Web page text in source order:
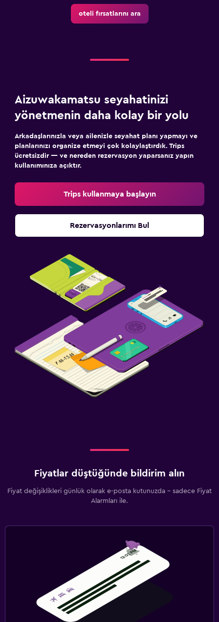
oteli fırsatlarını ara
Aizuwakamatsu seyahatinizi
yönetmenin daha kolay bir yolu
Arkadaşlarınızla veya ailenizle seyahat planı yapmayı ve
planlarınızı organize etmeyi çok kolaylaştırdık. Trips
ücretsizdir — ve nereden rezervasyon yaparsanız yapın
kullanımınıza açıktır.
Trips kullanmaya başlayın
Rezervasyonlarımı Bul
Fiyatlar düştüğünde bildirim alın
Fiyat değişiklikleri günlük olarak e-posta kutunuzda - sadece Fiyat
Alarmları ile.